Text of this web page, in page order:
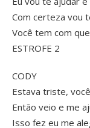
Com certeza vou
Você tem com
ESTROFE 2
CODY
Estava triste,
Então veio e me
Isso fez eu me